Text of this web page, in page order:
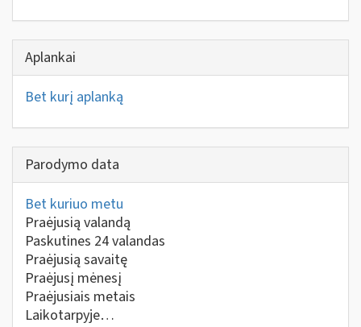
Aplankai
Bet kurį aplanką
Parodymo data
Bet kuriuo metu
Praėjusią valandą
Paskutines 24 valandas
Praėjusią savaitę
Praėjusį mėnesį
Praėjusiais metais
Laikotarpyje…